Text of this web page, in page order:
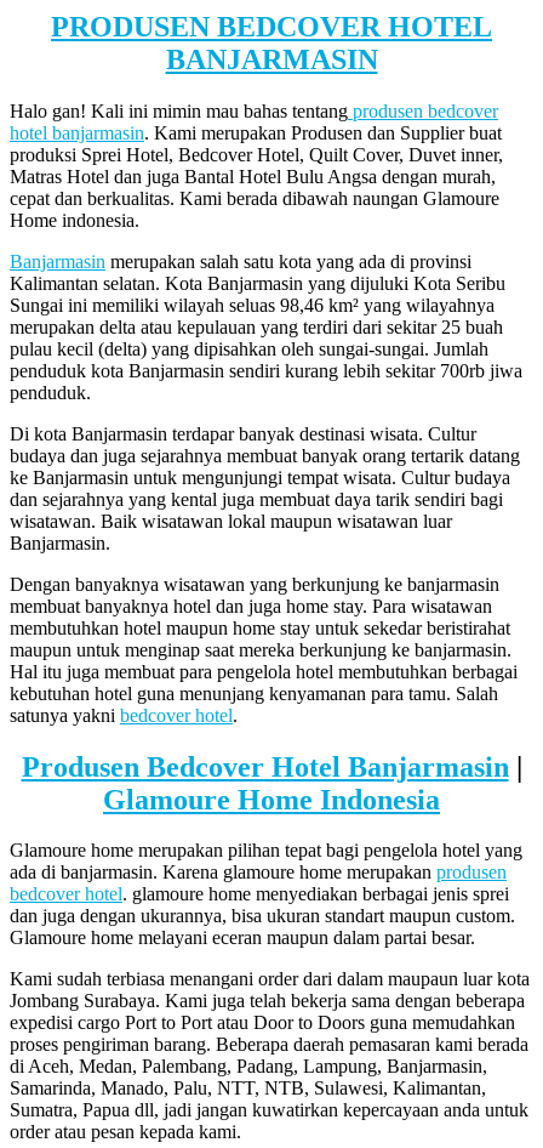
PRODUSEN BEDCOVER HOTEL
BANJARMASIN
Halo gan! Kali ini mimin mau bahas tentang produsen bedcover
hotel banjarmasin. Kami merupakan Produsen dan Supplier buat
produksi Sprei Hotel, Bedcover Hotel, Quilt Cover, Duvet inner,
Matras Hotel dan juga Bantal Hotel Bulu Angsa dengan murah,
cepat dan berkualitas. Kami berada dibawah naungan Glamoure
Home indonesia.
Banjarmasin merupakan salah satu kota yang ada di provinsi
Kalimantan selatan. Kota Banjarmasin yang dijuluki Kota Seribu
Sungai ini memiliki wilayah seluas 98,46 km² yang wilayahnya
merupakan delta atau kepulauan yang terdiri dari sekitar 25 buah
pulau kecil (delta) yang dipisahkan oleh sungai-sungai. Jumlah
penduduk kota Banjarmasin sendiri kurang lebih sekitar 700rb jiwa
penduduk.
Di kota Banjarmasin terdapar banyak destinasi wisata. Cultur
budaya dan juga sejarahnya membuat banyak orang tertarik datang
ke Banjarmasin untuk mengunjungi tempat wisata. Cultur budaya
dan sejarahnya yang kental juga membuat daya tarik sendiri bagi
wisatawan. Baik wisatawan lokal maupun wisatawan luar
Banjarmasin.
Dengan banyaknya wisatawan yang berkunjung ke banjarmasin
membuat banyaknya hotel dan juga home stay. Para wisatawan
membutuhkan hotel maupun home stay untuk sekedar beristirahat
maupun untuk menginap saat mereka berkunjung ke banjarmasin.
Hal itu juga membuat para pengelola hotel membutuhkan berbagai
kebutuhan hotel guna menunjang kenyamanan para tamu. Salah
satunya yakni bedcover hotel.
Produsen Bedcover Hotel Banjarmasin |
Glamoure Home Indonesia
Glamoure home merupakan pilihan tepat bagi pengelola hotel yang
ada di banjarmasin. Karena glamoure home merupakan produsen
bedcover hotel. glamoure home menyediakan berbagai jenis sprei
dan juga dengan ukurannya, bisa ukuran standart maupun custom.
Glamoure home melayani eceran maupun dalam partai besar.
Kami sudah terbiasa menangani order dari dalam maupaun luar kota
Jombang Surabaya. Kami juga telah bekerja sama dengan beberapa
expedisi cargo Port to Port atau Door to Doors guna memudahkan
proses pengiriman barang. Beberapa daerah pemasaran kami berada
di Aceh, Medan, Palembang, Padang, Lampung, Banjarmasin,
Samarinda, Manado, Palu, NTT, NTB, Sulawesi, Kalimantan,
Sumatra, Papua dll, jadi jangan kuwatirkan kepercayaan anda untuk
order atau pesan kepada kami.